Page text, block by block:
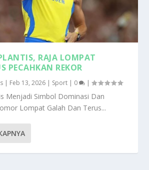
RAJA LOMPAT
PECAHKAN REKOR
| Feb 13, 2026 | Sport | 0 |
Menjadi Simbol Dominasi Dan
Lompat Galah Dan Terus...